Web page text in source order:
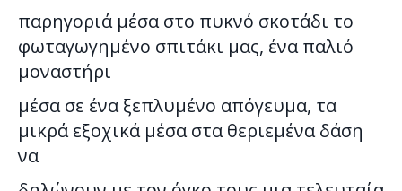
παρηγοριά μέσα στο πυκνό σκοτάδι το
φωταγωγημένο σπιτάκι μας, ένα παλιό
μοναστήρι
μέσα σε ένα ξεπλυμένο απόγευμα, τα
μικρά εξοχικά μέσα στα θεριεμένα δάση
να